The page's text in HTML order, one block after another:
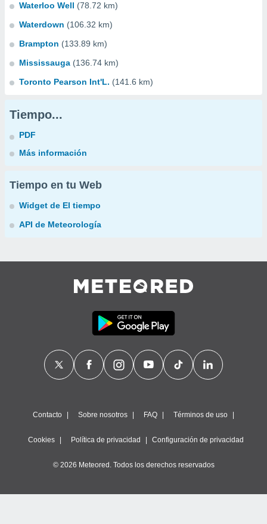
Waterloo Well (78.72 km)
Waterdown (106.32 km)
Brampton (133.89 km)
Mississauga (136.74 km)
Toronto Pearson Int'L. (141.6 km)
Tiempo...
PDF
Más información
Tiempo en tu Web
Widget de El tiempo
API de Meteorología
Contacto Sobre nosotros FAQ Términos de uso
Cookies Política de privacidad Configuración de privacidad
© 2026 Meteored. Todos los derechos reservados